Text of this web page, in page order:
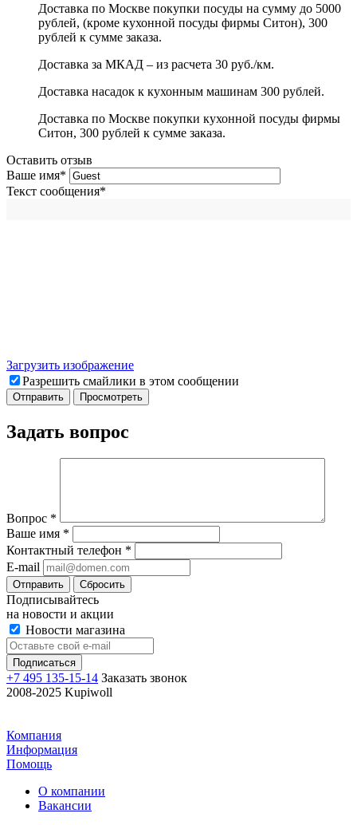
Доставка по Москве покупки посуды на сумму до 5000
рублей, (кроме кухонной посуды фирмы Ситон), 300
рублей к сумме заказа.
Доставка за МКАД – из расчета 30 руб./км.
Доставка насадок к кухонным машинам 300 рублей.
Доставка по Москве покупки кухонной посуды фирмы
Ситон, 300 рублей к сумме заказа.
Оставить отзыв
Ваше имя*
Текст сообщения*
Загрузить изображение
Разрешить смайлики в этом сообщении
Задать вопрос
Вопрос *
Ваше имя *
Контактный телефон *
E-mail
Отправить Сбросить
Подписывайтесь
на новости и акции
Новости магазина
+7 495 135-15-14 Заказать звонок
2008-2025 Kupiwoll
Компания
Информация
Помощь
О компании
Вакансии